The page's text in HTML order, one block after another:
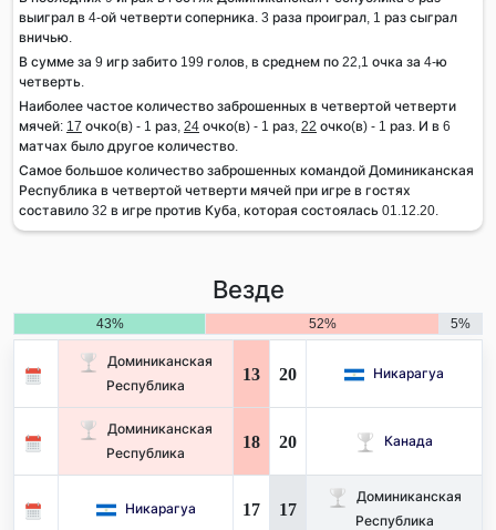
выиграл в 4-ой четверти соперника. 3 раза проиграл, 1 раз сыграл
вничью.
В сумме за 9 игр забито 199 голов, в среднем по 22,1 очка за 4-ю
четверть.
Наиболее частое количество заброшенных в четвертой четверти
мячей: 17 очко(в) - 1 раз, 24 очко(в) - 1 раз, 22 очко(в) - 1 раз. И в 6
матчах было другое количество.
Самое большое количество заброшенных командой Доминиканская
Республика в четвертой четверти мячей при игре в гостях
составило 32 в игре против Куба, которая состоялась 01.12.20.
Везде
43% 52% 5%
Доминиканская
Республика
13 20 Никарагуа
Доминиканская
Республика
18 20 Канада
Никарагуа 17 17
Доминиканская
Республика